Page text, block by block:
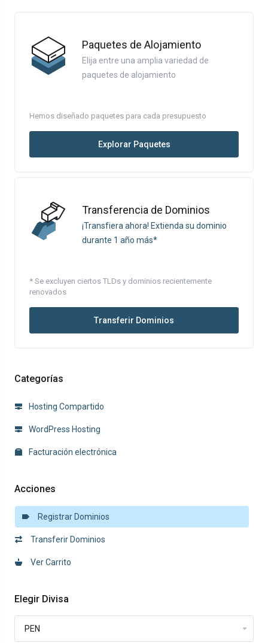
Categorías
Hosting Compartido
WordPress Hosting
Facturación electrónica
Acciones
Registrar Dominios
Transferir Dominios
Ver Carrito
Elegir Divisa
Paquetes de Alojamiento
Elija entre una amplia variedad de
paquetes de alojamiento
Hemos diseñado paquetes para cada presupuesto
Explorar Paquetes
Transferencia de Dominios
¡Transfiera ahora! Extienda su dominio
durante 1 año más*
* Se excluyen ciertos TLDs y dominios recientemente
renovados
Transferir Dominios